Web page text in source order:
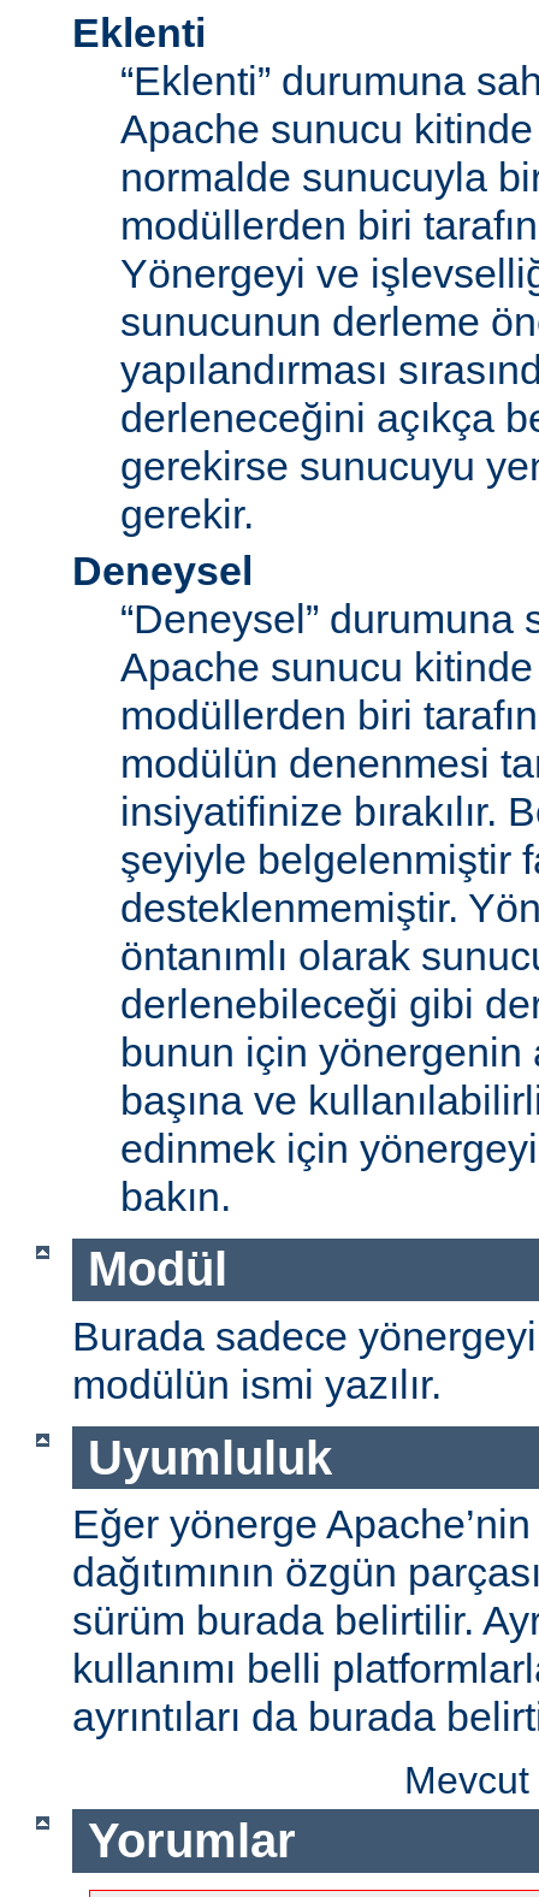
Eklenti
“Eklenti” durumuna
Apache sunucu
normalde sunucuyla
modüllerden biri
Yönergeyi ve
sunucunun derleme
yapılandırması
derleneceğini açıkça
gerekirse sunucuyu
gerekir.
Deneysel
“Deneysel” durumuna
Apache sunucu
modüllerden biri
modülün denenmesi
insiyatifinize bırakılır.
şeyiyle belgelenmiştir
desteklenmemiştir.
öntanımlı olarak
derlenebileceği gibi
bunun için yönergenin
başına ve
edinmek için
bakın.
Modül
Burada sadece
modülün ismi yazılır.
Uyumluluk
Eğer yönerge
dağıtımının özgün
sürüm burada belirtilir.
kullanımı belli
ayrıntıları da burada
Yorumlar